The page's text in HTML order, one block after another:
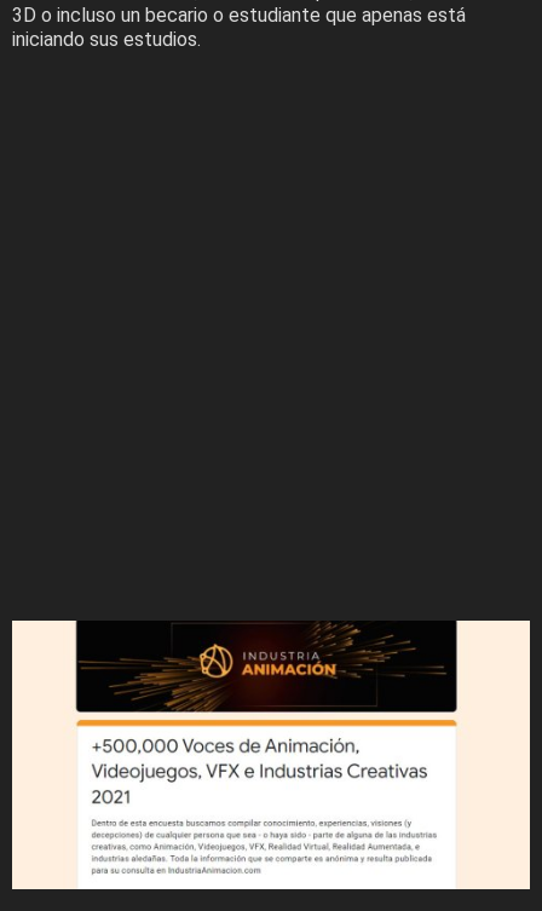
3D o incluso un becario o estudiante que apenas está
iniciando sus estudios.